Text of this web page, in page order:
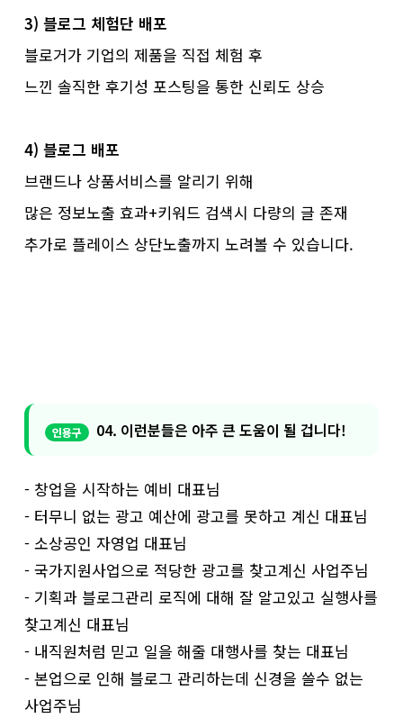
3) 블로그 체험단 배포
블로거가 기업의 제품을 직접 체험 후
느낀 솔직한 후기성 포스팅을 통한 신뢰도 상승
4) 블로그 배포
브랜드나 상품서비스를 알리기 위해
많은 정보노출 효과+키워드 검색시 다량의 글 존재
추가로 플레이스 상단노출까지 노려볼 수 있습니다.
04. 이런분들은 아주 큰 도움이 될 겁니다!
- 창업을 시작하는 예비 대표님
- 터무니 없는 광고 예산에 광고를 못하고 계신 대표님
- 소상공인 자영업 대표님
- 국가지원사업으로 적당한 광고를 찾고계신 사업주님
- 기획과 블로그관리 로직에 대해 잘 알고있고 실행사를
찾고계신 대표님
- 내직원처럼 믿고 일을 해줄 대행사를 찾는 대표님
- 본업으로 인해 블로그 관리하는데 신경을 쓸수 없는
사업주님